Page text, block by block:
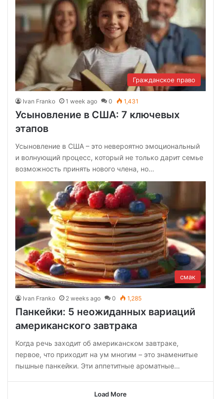
Гражданское право
Ivan Franko 1 week ago 0 1,431
Усыновление в США: 7 ключевых
этапов
Усыновление в США – это невероятно эмоциональный
и волнующий процесс, который не только дарит семье
возможность принять нового члена, но…
смак
Ivan Franko 2 weeks ago 0 1,285
Панкейки: 5 неожиданных вариаций
американского завтрака
Когда речь заходит об американском завтраке,
первое, что приходит на ум многим – это знаменитые
пышные панкейки. Эти аппетитные ароматные…
Load More